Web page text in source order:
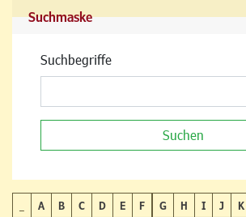
Suchmaske
Suchbegriffe
Suchen
A B C D E F G H I J K